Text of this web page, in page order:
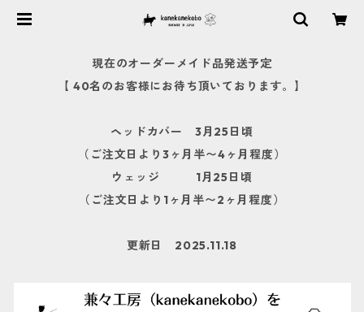
現在のオーダーメイド品発送予定
【 40名のお客様にお待ち頂いております。】
ヘッドカバー 3月25日頃
（ご注文日より3ヶ月半〜4ヶ月程度）
ウェッジ 1月25日頃
（ご注文日より1ヶ月半〜2ヶ月程度）
更新日 2025.11.18